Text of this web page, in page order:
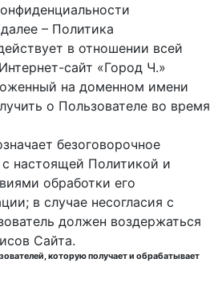
– Политика
в отношении всей
сайт «Город Ч.»
на доменном имени
о Пользователе во время
безоговорочное
с настоящей Политикой и
обработки его
в случае несогласия с
должен воздержаться
Сайта.
которую получает и обрабатывает